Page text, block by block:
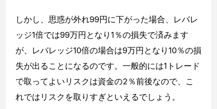
しかし、思惑が外れ99円に下がった場合、レバレ
ッジ1倍では99万円となり1％の損失で済みます
が、レバレッジ10倍の場合は9万円となり10％の損
失が出ることになるのです。一般的には1トレード
で取ってよいリスクは資金の2％前後なので、こ
れではリスクを取りすぎといえるでしょう。